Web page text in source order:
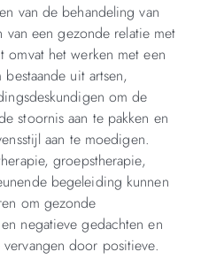
van de behandeling van
van een gezonde relatie met
het werken met een
uit artsen,
om de
stoornis aan te pakken en
aan te moedigen.
groepstherapie,
begeleiding kunnen
om gezonde
negatieve gedachten en
door positieve.